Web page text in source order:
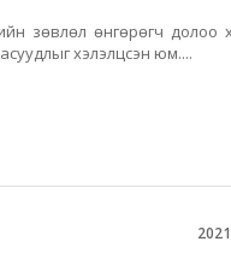
зөвлөл өнгөрөгч долоо
хэлэлцсэн юм....